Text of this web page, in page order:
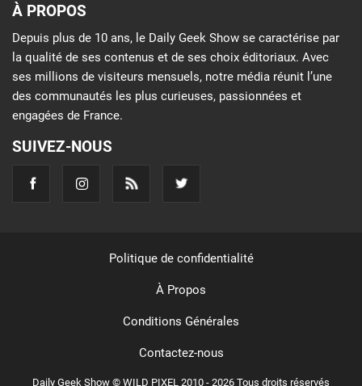
À PROPOS
Depuis plus de 10 ans, le Daily Geek Show se caractérise par
la qualité de ses contenus et de ses choix éditoriaux. Avec
ses millions de visiteurs mensuels, notre média réunit l’une
des communautés les plus curieuses, passionnées et
engagées de France.
SUIVEZ-NOUS
Daily Geek Show © WILD PIXEL 2010 - 2026 Tous droits réservés
Politique de confidentialité
À Propos
Conditions Générales
Contactez-nous